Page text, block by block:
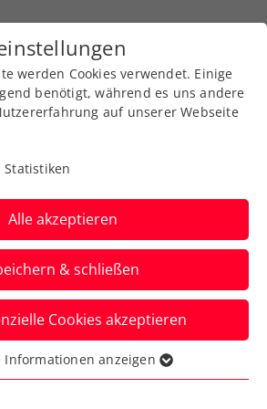
– Bezirk St.
fanden in der TH St. Veit
der
Bezirke St. Veit und
werden Cookies verwendet. Einige
benötigt, während es uns andere
auf unserer Webseite
Statistiken
Alle akzeptieren
& schließen
Cookies akzeptieren
werden für grundlegende
Informationen anzeigen